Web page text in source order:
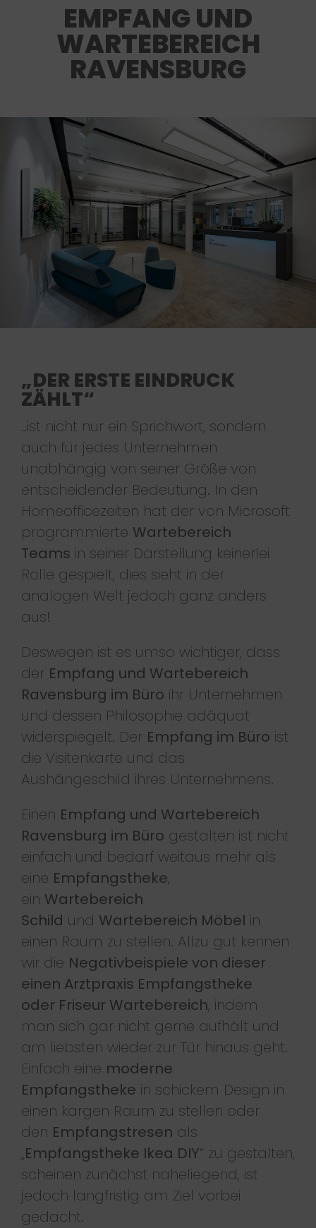
EMPFANG UND
WARTEBEREICH
RAVENSBURG
„DER ERSTE EINDRUCK
ZÄHLT“
..ist nicht nur ein Sprichwort, sondern
auch für jedes Unternehmen
unabhängig von seiner Größe von
entscheidender Bedeutung. In den
Homeofficezeiten hat der von Microsoft
programmierte Wartebereich
Teams in seiner Darstellung keinerlei
Rolle gespielt, dies sieht in der
analogen Welt jedoch ganz anders
aus!
Deswegen ist es umso wichtiger, dass
der Empfang und Wartebereich
Ravensburg im Büro ihr Unternehmen
und dessen Philosophie adäquat
widerspiegelt. Der Empfang im Büro ist
die Visitenkarte und das
Aushängeschild ihres Unternehmens.
Einen Empfang und Wartebereich
Ravensburg im Büro gestalten ist nicht
einfach und bedarf weitaus mehr als
eine Empfangstheke,
ein Wartebereich
Schild und Wartebereich Möbel in
einen Raum zu stellen. Allzu gut kennen
wir die Negativbeispiele von dieser
einen Arztpraxis Empfangstheke
oder Friseur Wartebereich, indem
man sich gar nicht gerne aufhält und
am liebsten wieder zur Tür hinaus geht.
Einfach eine moderne
Empfangstheke in schickem Design in
einen kargen Raum zu stellen oder
den Empfangstresen als
„Empfangstheke Ikea DIY“ zu gestalten,
scheinen zunächst naheliegend, ist
jedoch langfristig am Ziel vorbei
gedacht.